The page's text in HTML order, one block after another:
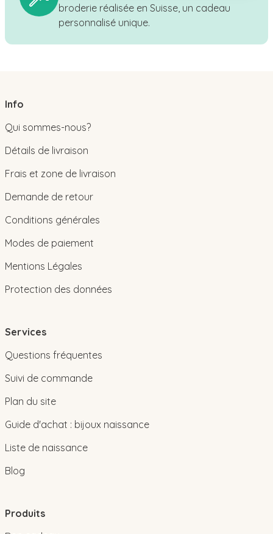
broderie réalisée en Suisse, un cadeau
personnalisé unique.
Info
Qui sommes-nous?
Détails de livraison
Frais et zone de livraison
Demande de retour
Conditions générales
Modes de paiement
Mentions Légales
Protection des données
Services
Questions fréquentes
Suivi de commande
Plan du site
Guide d'achat : bijoux naissance
Liste de naissance
Blog
Produits